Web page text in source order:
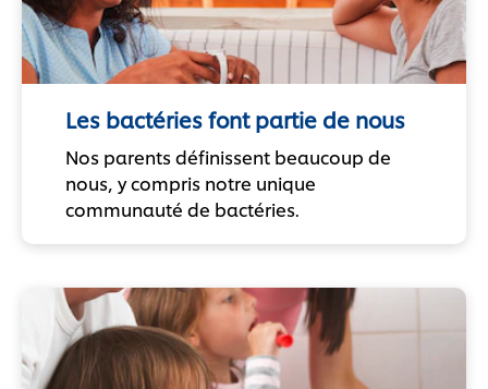
Les bactéries font partie de nous
Nos parents définissent beaucoup de
nous, y compris notre unique
communauté de bactéries.